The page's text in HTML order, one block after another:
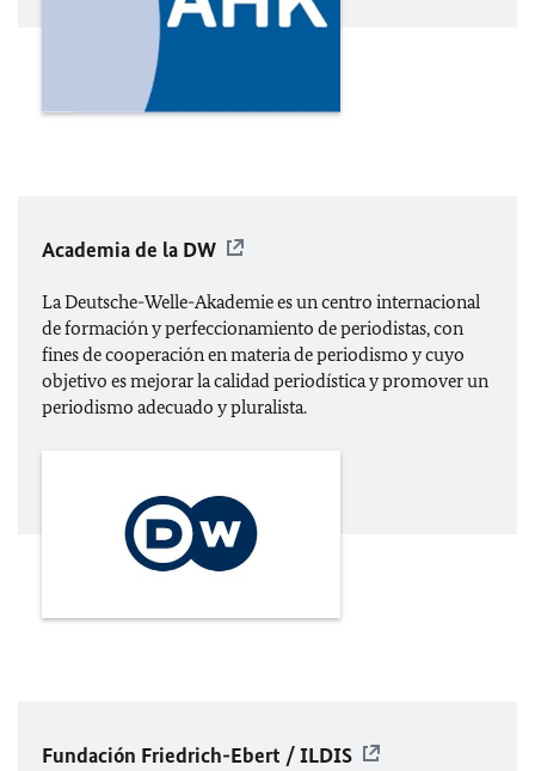
Academia de la DW
La Deutsche-Welle-Akademie es un centro internacional
de formación y perfeccionamiento de periodistas, con
fines de cooperación en materia de periodismo y cuyo
objetivo es mejorar la calidad periodística y promover un
periodismo adecuado y pluralista.
Fundación Friedrich-Ebert / ILDIS